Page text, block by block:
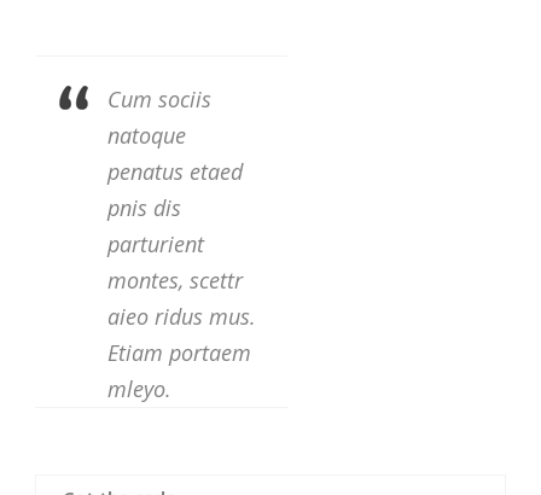
Cum sociis
natoque
penatus etaed
pnis dis
parturient
montes, scettr
aieo ridus mus.
Etiam portaem
mleyo.